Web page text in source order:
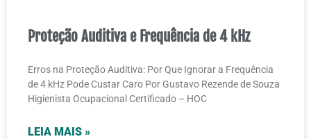
Proteção Auditiva e Frequência de 4 kHz
Erros na Proteção Auditiva: Por Que Ignorar a Frequência
de 4 kHz Pode Custar Caro Por Gustavo Rezende de Souza
Higienista Ocupacional Certificado – HOC
LEIA MAIS »